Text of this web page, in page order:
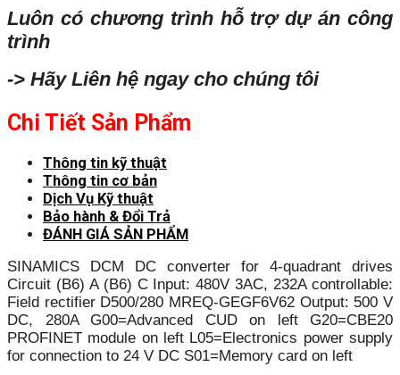
Luôn có chương trình hỗ trợ dự án công
trình
-> Hãy Liên hệ ngay cho chúng tôi
Chi Tiết Sản Phẩm
Thông tin kỹ thuật
Thông tin cơ bản
Dịch Vụ Kỹ thuật
Bảo hành & Đổi Trả
ĐÁNH GIÁ SẢN PHẨM
SINAMICS DCM DC converter for 4-quadrant drives
Circuit (B6) A (B6) C Input: 480V 3AC, 232A controllable:
Field rectifier D500/280 MREQ-GEGF6V62 Output: 500 V
DC, 280A G00=Advanced CUD on left G20=CBE20
PROFINET module on left L05=Electronics power supply
for connection to 24 V DC S01=Memory card on left